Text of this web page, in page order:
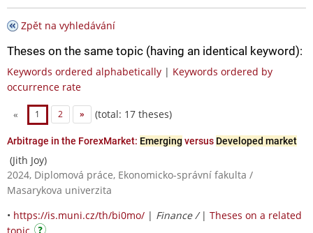
Zpět na vyhledávání
Theses on the same topic (having an identical keyword):
Keywords ordered alphabetically | Keywords ordered by
occurrence rate
« 1 2 » (total: 17 theses)
Arbitrage in the ForexMarket: Emerging versus Developed market
(Jith Joy)
2024, Diplomová práce, Ekonomicko-správní fakulta /
Masarykova univerzita
• https://is.muni.cz/th/bi0mo/ | Finance / | Theses on a related